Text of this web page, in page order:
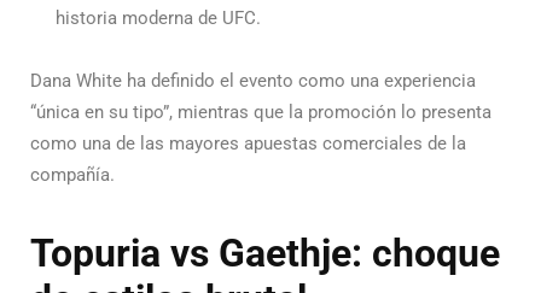
historia moderna de UFC.
Dana White ha definido el evento como una experiencia
“única en su tipo”, mientras que la promoción lo presenta
como una de las mayores apuestas comerciales de la
compañía.
Topuria vs Gaethje: choque